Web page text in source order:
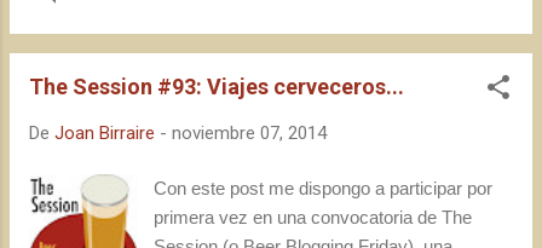
oficial del evento , cabe destacar el notable
con la involucración no sólo de una multitud
establecimientos e incluso de algunas
notables cerveceras como Dogfish Head,
Founders, Bison o Guinness. Para nuestra
convocatoria, no obstante, Jose sí nos dejó
The Session #93: Viajes cerveceros...
De Joan Birraire - noviembre 07, 2014
Con este post me dispongo a participar por
primera vez en una convocatoria de The